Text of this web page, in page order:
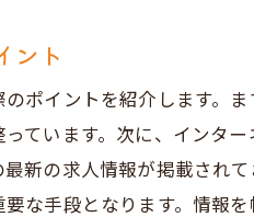
求人情報の詳細を確認する
人選びのポイント神戸市長
ント
ポイントを紹介します。
ています。次に、インタ
新の求人情報が掲載され
な手段となります。情報